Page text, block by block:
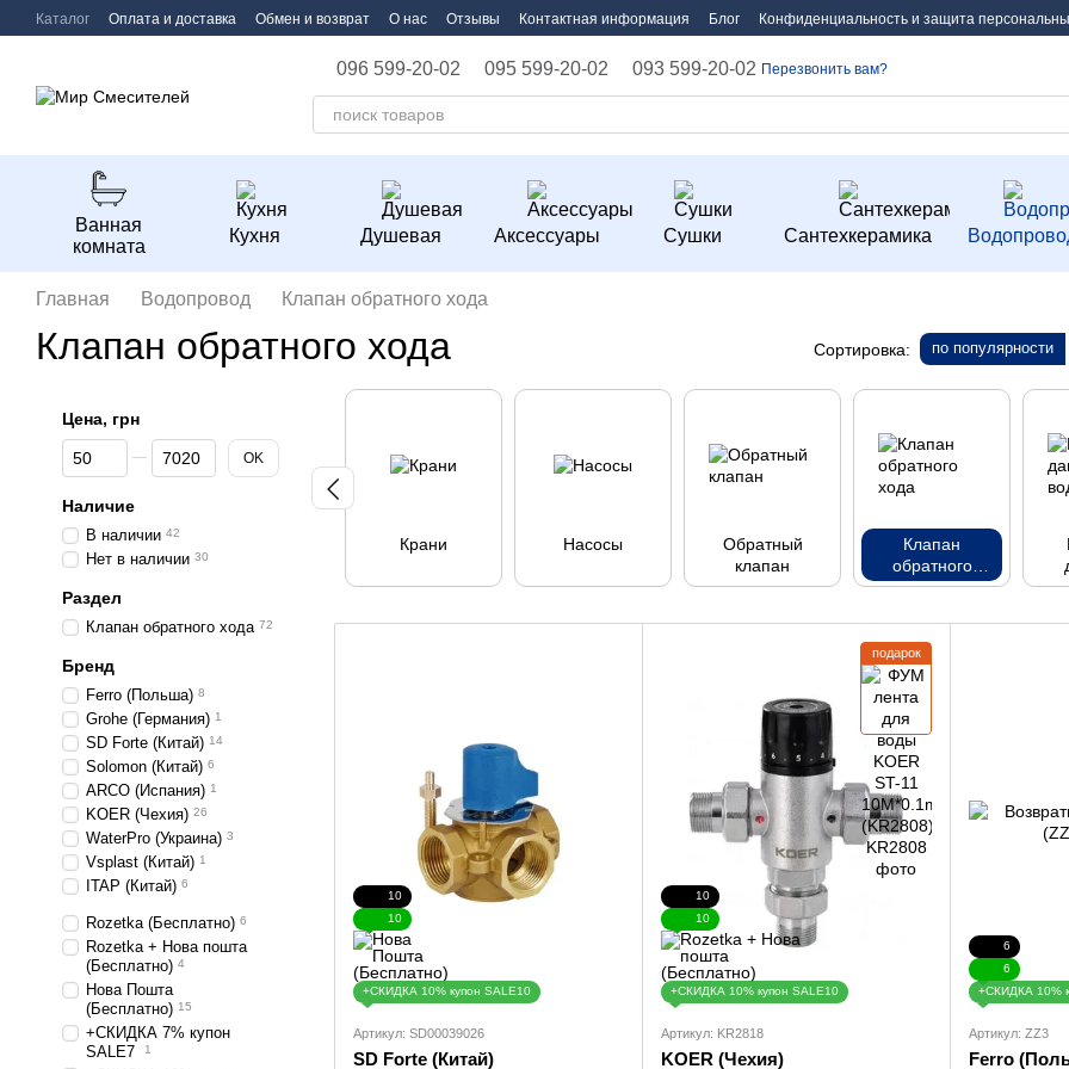
Перейти к основному контенту
Каталог Оплата и доставка Обмен и возврат О нас Отзывы Контактная информация Блог Конфиденциальность и защита
096 599-20-02 095 599-20-02 093 599-20-02 Перезвонить вам?
Ванная
комната
Кухня Душевая Аксессуары Сушки Сантехкерамика
Главная Водопровод Клапан обратного хода
Клапан обратного хода Сортировка: по популярности
Крани Насосы
Обратный
клапан
Клапан
обратного
хода
10
10
+СКИДКА 10% купон SALE10
Артикул: SD00039026
SD Forte (Китай)
подарок
10
10
+СКИДКА 10% купон SALE10
Артикул: KR2818
KOER (Чехия)
6
6
+СКИДКА 10%
Артикул: ZZ3
Ferro
Цена, грн
От Цена, грн
До Цена, грн OK
Наличие
В наличии 42
Нет в наличии 30
Раздел
Клапан обратного хода 72
Бренд
Ferro (Польша) 8
Grohe (Германия) 1
SD Forte (Китай) 14
Solomon (Китай) 6
ARCO (Испания) 1
KOER (Чехия) 26
WaterPro (Украина) 3
Vsplast (Китай) 1
ITAP (Китай) 6
Rozetka (Бесплатно) 6
Rozetka + Нова пошта
(Бесплатно) 4
Нова Пошта
(Бесплатно) 15
+СКИДКА 7% купон
SALE7
1